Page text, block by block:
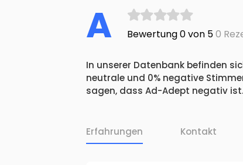
A Bewertung 0 von 50
In unserer Datenbank befinden
neutrale und 0% negative
sagen, dass Ad-Adept negativ ist.
Erfahrungen Kontakt